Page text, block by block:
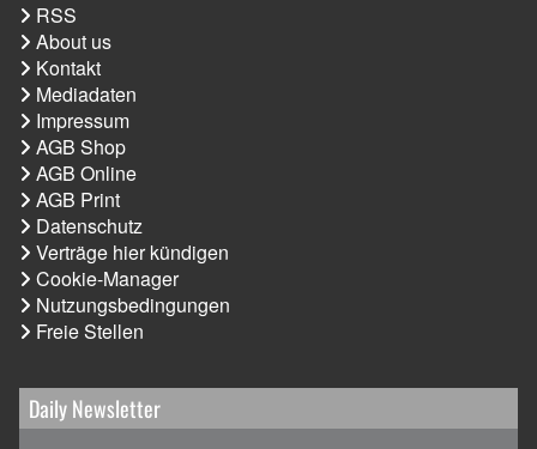
RSS
About us
Kontakt
Mediadaten
Impressum
AGB Shop
AGB Online
AGB Print
Datenschutz
Verträge hier kündigen
Cookie-Manager
Nutzungsbedingungen
Freie Stellen
Daily Newsletter